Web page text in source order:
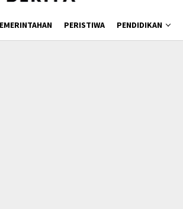
PERISTIWA PENDIDIKAN